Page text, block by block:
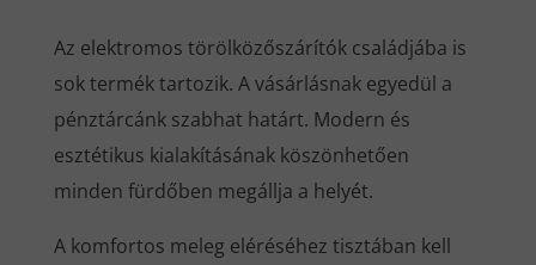
Az elektromos törölközőszárítók családjába is
sok termék tartozik. A vásárlásnak egyedül a
pénztárcánk szabhat határt. Modern és
esztétikus kialakításának köszönhetően
minden fürdőben megállja a helyét.
A komfortos meleg eléréséhez tisztában kell